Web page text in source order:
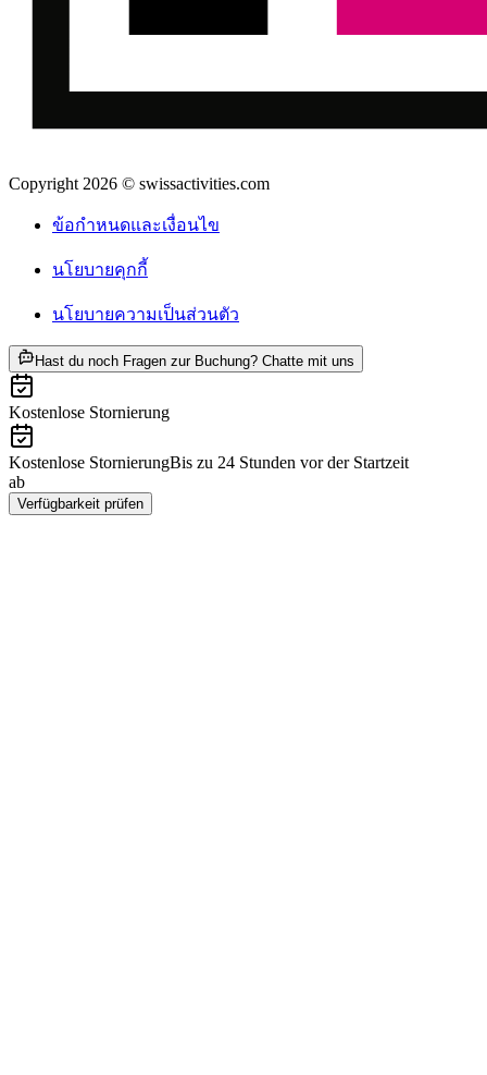
Copyright 2026 © swissactivities.com
ข้อกำหนดและเงื่อนไข
นโยบายคุกกี้
นโยบายความเป็นส่วนตัว
Hast du noch Fragen zur Buchung? Chatte mit uns
Kostenlose Stornierung
Kostenlose StornierungBis zu 24 Stunden vor der Startzeit
ab
Verfügbarkeit prüfen